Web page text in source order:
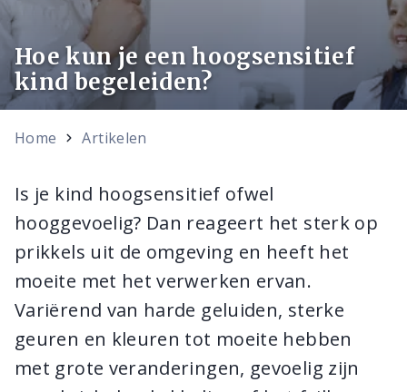
Hoe kun je een hoogsensitief
kind begeleiden?
Home Artikelen
Is je kind hoogsensitief ofwel
hooggevoelig? Dan reageert het sterk op
prikkels uit de omgeving en heeft het
moeite met het verwerken ervan.
Variërend van harde geluiden, sterke
geuren en kleuren tot moeite hebben
met grote veranderingen, gevoelig zijn